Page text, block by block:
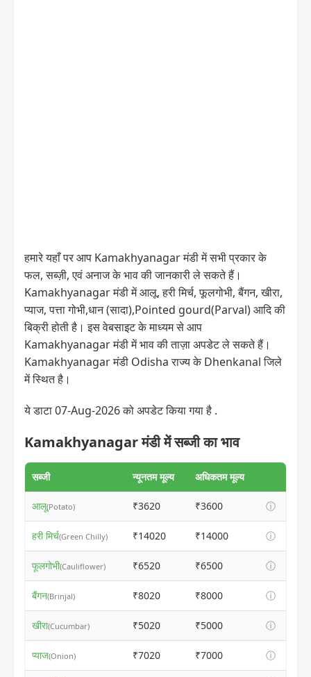
हमारे यहाँ पर आप Kamakhyanagar मंडी में सभी प्रकार के
फल, सब्ज़ी, एवं अनाज के भाव की जानकारी ले सकते हैं।
Kamakhyanagar मंडी में आलू, हरी मिर्च, फूलगोभी, बैंगन, खीरा,
प्याज, पत्ता गोभी,धान (सादा),Pointed gourd(Parval) आदि की
बिक्री होती है। इस वेबसाइट के माध्यम से आप
Kamakhyanagar मंडी में भाव की ताज़ा अपडेट ले सकते हैं।
Kamakhyanagar मंडी Odisha राज्य के Dhenkanal जिले
में स्थित है।
ये डाटा 07-Aug-2026 को अपडेट किया गया है .
Kamakhyanagar मंडी में सब्जी का भाव
सब्जी न्यूनतम मूल्य अधिकतम मूल्य
आलू(Potato) ₹3620 ₹3600 ⓘ
हरी मिर्च(Green Chilly) ₹14020 ₹14000 ⓘ
फूलगोभी(Cauliflower) ₹6520 ₹6500 ⓘ
बैंगन(Brinjal) ₹8020 ₹8000 ⓘ
खीरा(Cucumbar) ₹5020 ₹5000 ⓘ
प्याज(Onion) ₹7020 ₹7000 ⓘ